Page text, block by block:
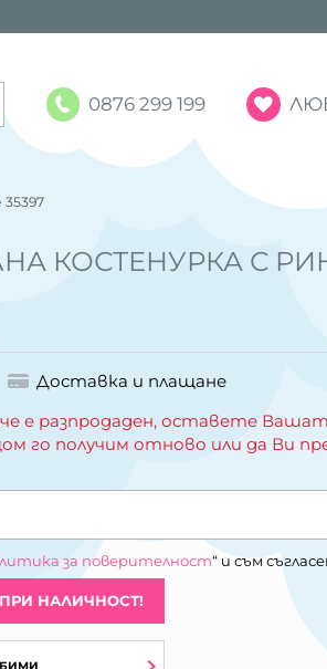
0876 299 199
КОСТЕНУРКА С
Доставка и плащане
е разпродаден, оставете
го получим отново или да Ви
за поверителност“ и съм
НАЛИЧНОСТ!